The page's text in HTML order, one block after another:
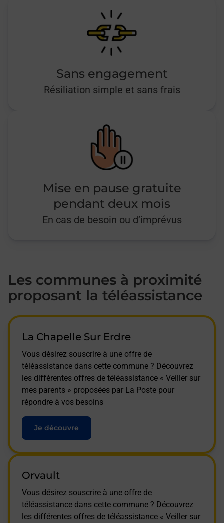
Sans engagement
Résiliation simple et sans frais
Mise en pause gratuite
pendant deux mois
En cas de besoin ou d’imprévus
Les communes à proximité
proposant la téléassistance
La Chapelle Sur Erdre
Vous désirez souscrire à une offre de
téléassistance dans cette commune ? Découvrez
les différentes offres de téléassistance « Veiller sur
mes parents » proposées par La Poste pour
répondre à vos besoins
Je découvre
Orvault
Vous désirez souscrire à une offre de
téléassistance dans cette commune ? Découvrez
les différentes offres de téléassistance « Veiller sur